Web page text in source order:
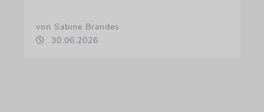
von Sabine Brandes
30.06.2026